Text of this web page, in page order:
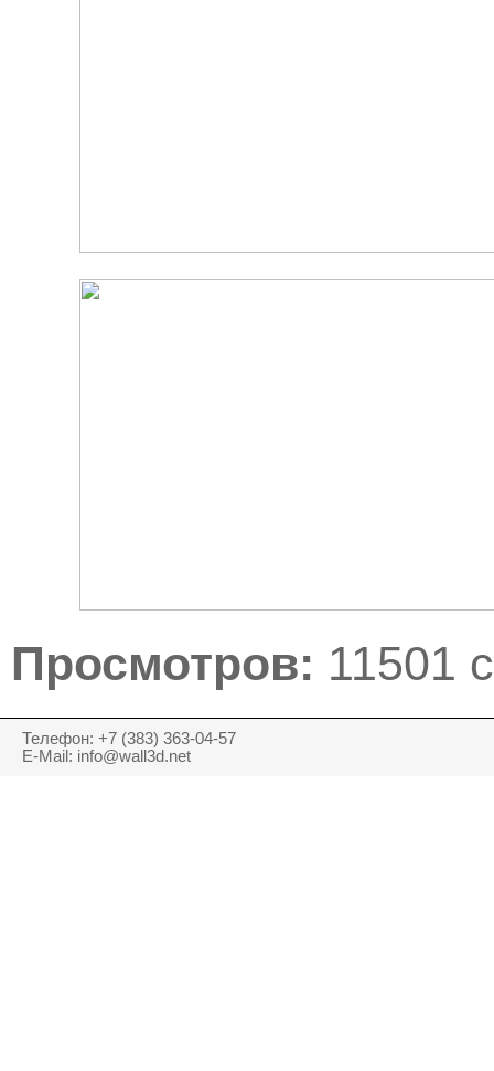
Просмотров: 11501
Телефон: +7 (383) 363-04-57
E-Mail: info@wall3d.net